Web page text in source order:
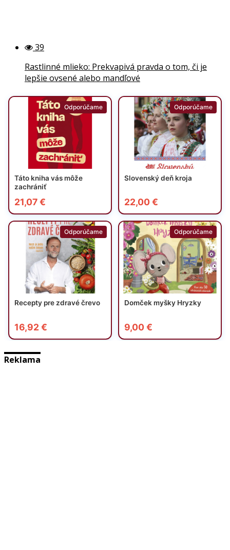
39
Rastlinné mlieko: Prekvapivá pravda o tom, či je
lepšie ovsené alebo mandľové
Reklama